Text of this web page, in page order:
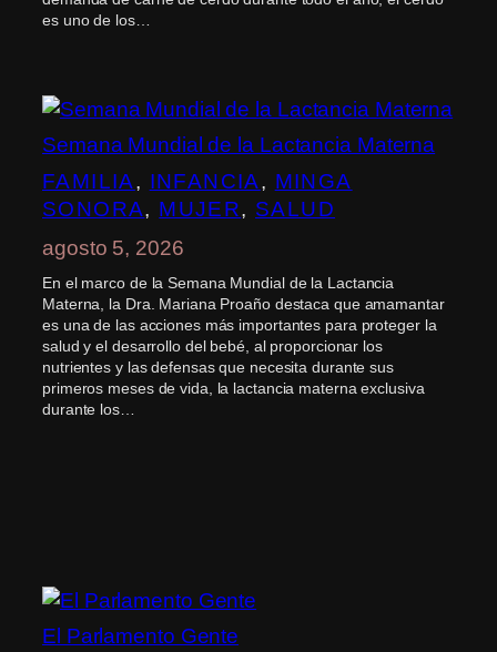
es uno de los…
Semana Mundial de la Lactancia Materna
FAMILIA, INFANCIA, MINGA
SONORA, MUJER, SALUD
agosto 5, 2026
En el marco de la Semana Mundial de la Lactancia
Materna, la Dra. Mariana Proaño destaca que amamantar
es una de las acciones más importantes para proteger la
salud y el desarrollo del bebé, al proporcionar los
nutrientes y las defensas que necesita durante sus
primeros meses de vida, la lactancia materna exclusiva
durante los…
El Parlamento Gente